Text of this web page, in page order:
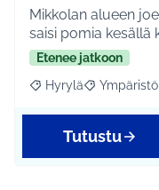
Mikkolan alueen
saisi pomia kesällä
Etenee jatkoon
Rajaa tulokset
Hyrylä Rajaa
Ympäristö
Tutustu